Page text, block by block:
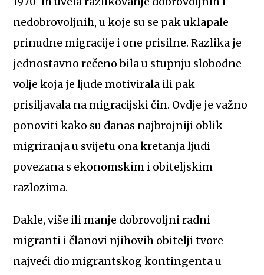
nedobrovoljnih, u koje su se pak uklapale
prinudne migracije i one prisilne. Razlika je
jednostavno rečeno bila u stupnju slobodne
volje koja je ljude motivirala ili pak
prisiljavala na migracijski čin. Ovdje je važno
ponoviti kako su danas najbrojniji oblik
migriranja u svijetu ona kretanja ljudi
povezana s ekonomskim i obiteljskim
razlozima.
Dakle, više ili manje dobrovoljni radni
migranti i članovi njihovih obitelji tvore
najveći dio migrantskog kontingenta u